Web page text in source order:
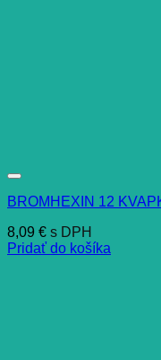
BROMHEXIN 12
8,09 € s DPH
Pridať do košíka